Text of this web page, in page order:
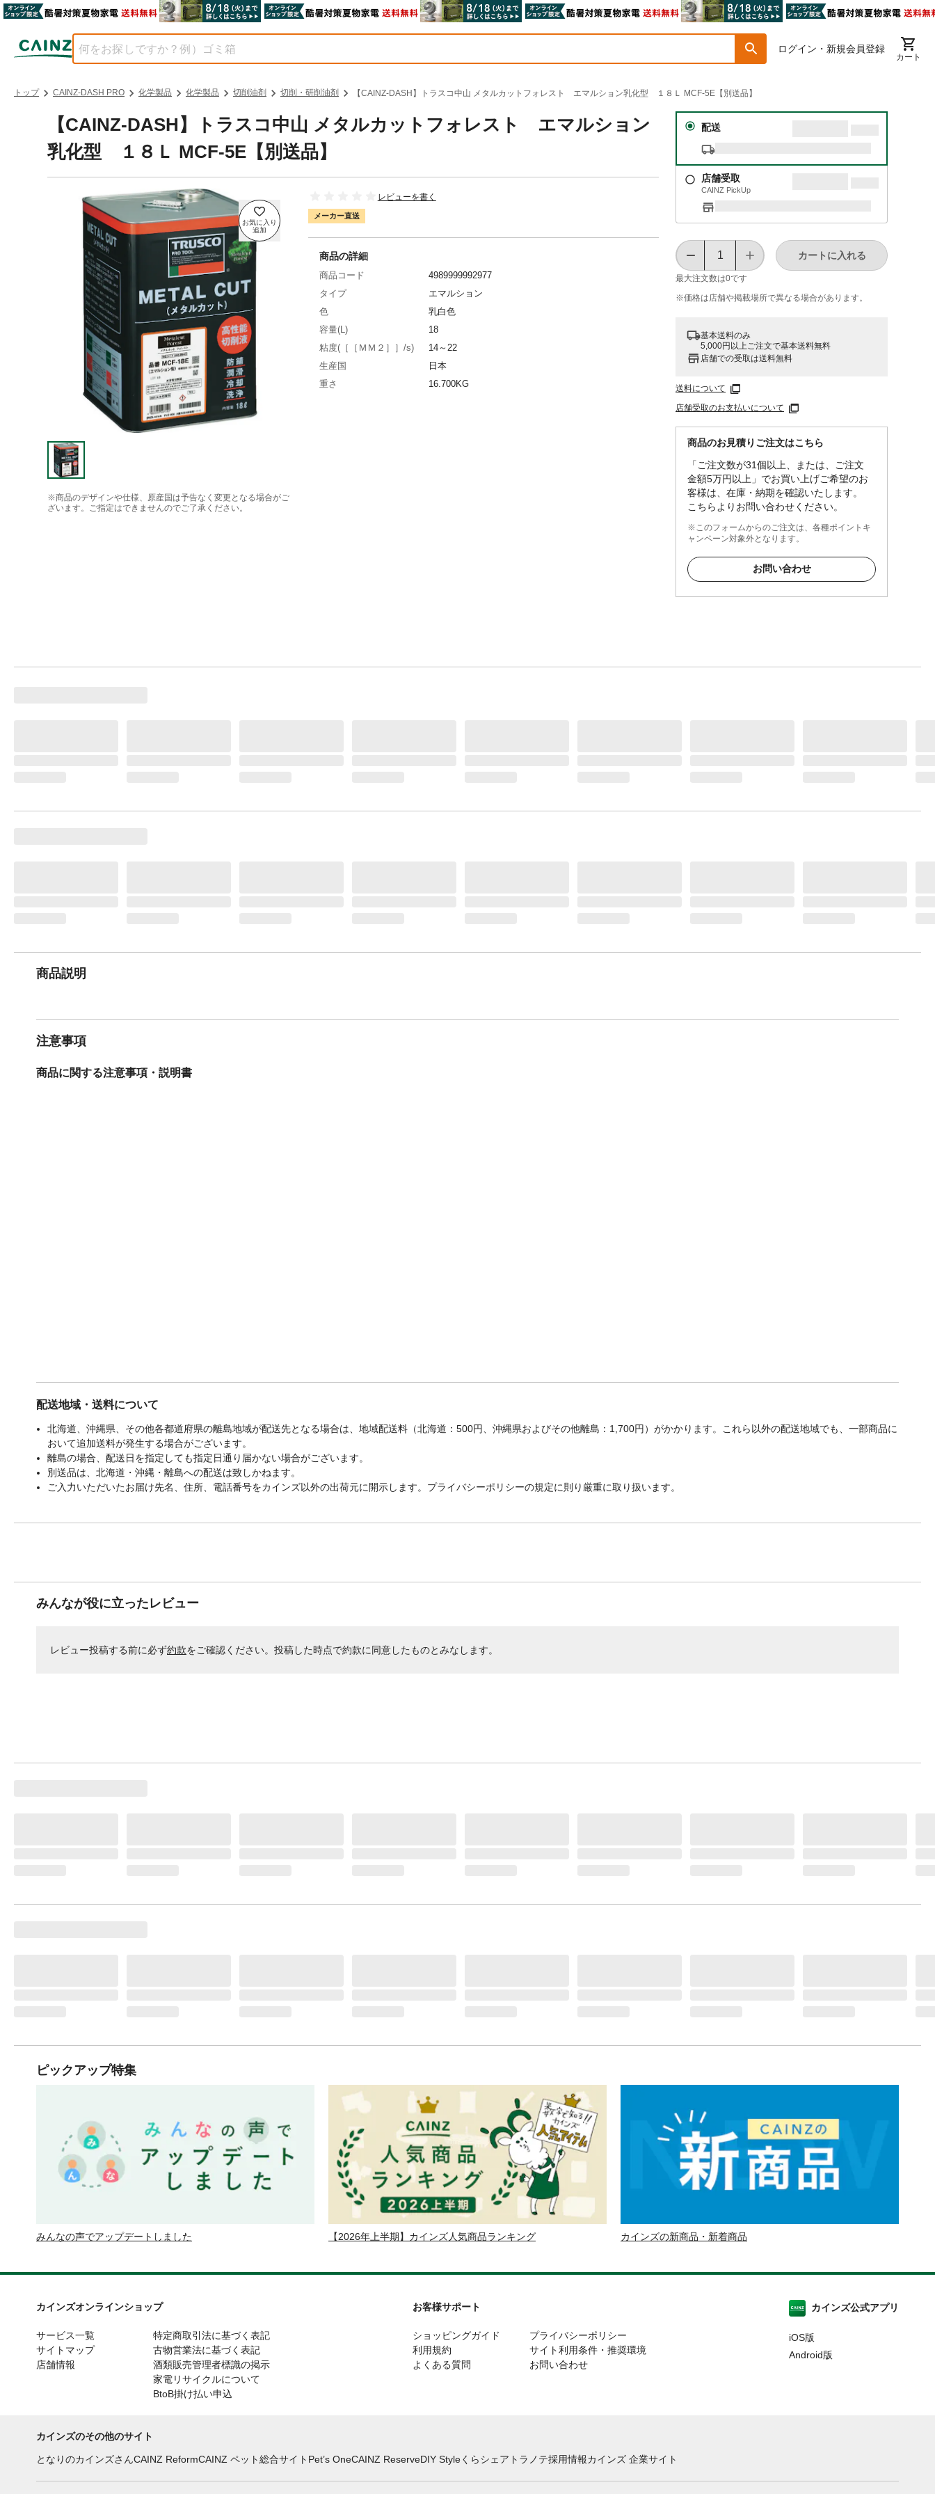
ログイン・新規会員登録
カート
トップ CAINZ-DASH PRO 化学製品 化学製品 切削油剤 切削・研削油剤 【CAINZ-DASH】トラスコ中山 メタルカットフォレスト エマルション乳化型 １８Ｌ MCF-5E【別送品】
【CAINZ-DASH】トラスコ中山 メタルカットフォレスト エマルション
乳化型 １８Ｌ MCF-5E【別送品】
※商品のデザインや仕様、原産国は予告なく変更となる場合がご
ざいます。ご指定はできませんのでご了承ください。
レビューを書く
メーカー直送
配送
店舗受取
CAINZ PickUp
最大注文数は0です
カートに入れる
※価格は​店舗や​掲載場所で​異なる​場合が​あります。
基本送料のみ
5,000円以上ご注文で基本送料無料
店舗での受取は送料無料
送料について
店舗受取のお支払いについて
商品のお見積りご注文はこちら
「ご注文数が31個以上、または、ご注文
金額5万円以上」でお買い上げご希望のお
客様は、在庫・納期を確認いたします。
こちらよりお問い合わせください。
※このフォームからのご注文は、各種ポイントキ
ャンペーン対象外となります。
お問い合わせ
商品の詳細
商品コード
4989999992977
タイプ
エマルション
色
乳白色
容量(L)
18
粘度(［［ＭＭ２］］/s)
14～22
生産国
日本
重さ
16.700KG
商品説明
注意事項
商品に関する注意事項・説明書
配送地域・送料について
北海道、沖縄県、その他各都道府県の離島地域が配送先となる場合は、地域配送料（北海道：500円、沖縄県およびその他離島：1,700円）がかかります。これら以外の配送地域でも、一部商品に
おいて追加送料が発生する場合がございます。
離島の場合、配送日を指定しても指定日通り届かない場合がございます。
別送品は、北海道・沖縄・離島への配送は致しかねます。
ご入力いただいたお届け先名、住所、電話番号をカインズ以外の出荷元に開示します。プライバシーポリシーの規定に則り厳重に取り扱います。
みんなが役に立ったレビュー
レビュー投稿する前に必ず約款をご確認ください。投稿した時点で約款に同意したものとみなします。
ピックアップ特集
みんなの声でアップデートしました 【2026年上半期】カインズ人気商品ランキング カインズの新商品・新着商品
カインズオンラインショップ
サービス一覧
サイトマップ
店舗情報
特定商取引法に基づく表記
古物営業法に基づく表記
酒類販売管理者標識の掲示
家電リサイクルについて
BtoB掛け払い申込
お客様サポート
ショッピングガイド
利用規約
よくある質問
プライバシーポリシー
サイト利用条件・推奨環境
お問い合わせ
カインズ公式アプリ
iOS版
Android版
カインズのその他のサイト
となりのカインズさんCAINZ ReformCAINZ ペット総合サイト Pet’s OneCAINZ ReserveDIY Styleくらシェア トラノテ採用情報カインズ 企業サイト